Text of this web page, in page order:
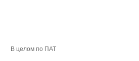
В целом по ПАТ